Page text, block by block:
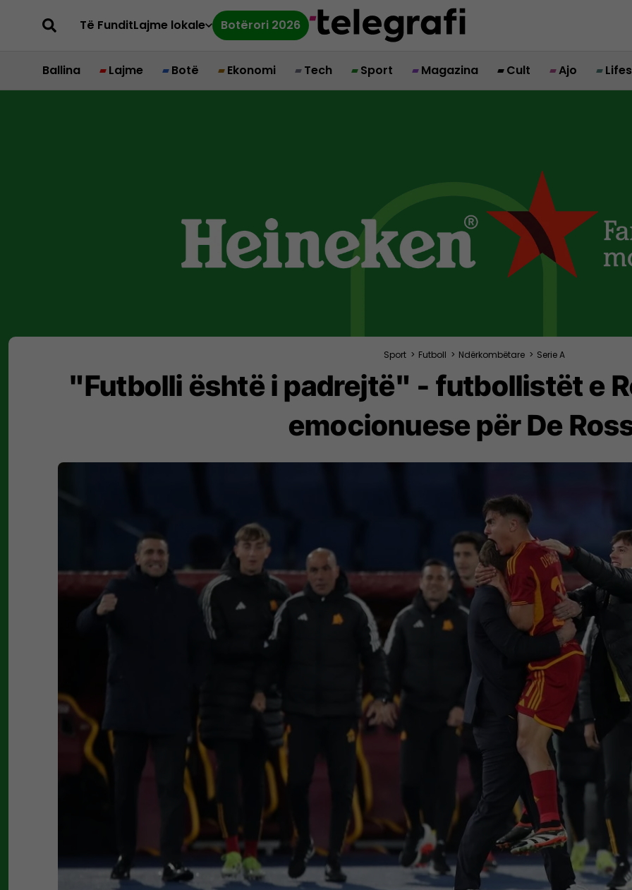
Të FunditLajme lokale Botërori 2026
Ballina Lajme Botë Ekonomi Tech Sport Magazina Cult Ajo
Sport > Futboll > Ndërkombëtare > Serie A
"Futbolli është i padrejtë" - futbollistët e
emocionuese për De